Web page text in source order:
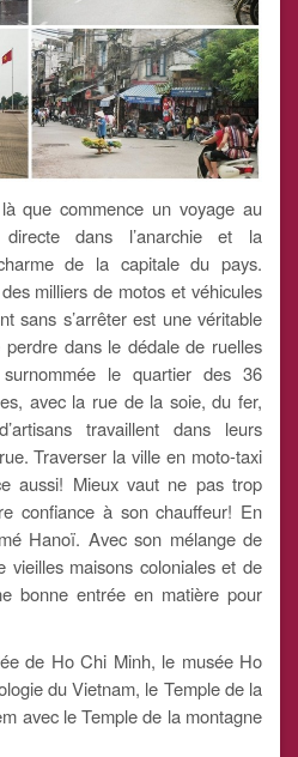
que commence un voyage au
dans l’anarchie et la
de la capitale du pays.
milliers de motos et véhicules
sans s’arrêter est une véritable
dans le dédale de ruelles
le quartier des 36
avec la rue de la soie, du fer,
travaillent dans leurs
Traverser la ville en moto-taxi
aussi! Mieux vaut ne pas trop
confiance à son chauffeur! En
Hanoï. Avec son mélange de
vieilles maisons coloniales et de
bonne entrée en matière pour
de Ho Chi Minh, le musée Ho
du Vietnam, le Temple de la
avec le Temple de la montagne